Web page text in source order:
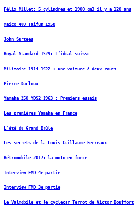
Félix Millet: 5 cylindres et 1900 cm3 il y a 120 ans
Maico 400 Taifun 1958
John Surtees
Royal Standard 1929: L’idéal suisse
Militaire 1914-1922 : une voiture à deux roues
Pierre Ducloux
Yamaha 250 YDS2 1963 : Premiers essais
Les premières Yamaha en France
L’été du Grand Brûle
Les secrets de la Louis-Guillaume Perreaux
Rétromobile 2017: la moto en force
Interview FMD 4e partie
Interview FMD 3e partie
Le Valmobile et le cyclecar Terrot de Victor Bouffort